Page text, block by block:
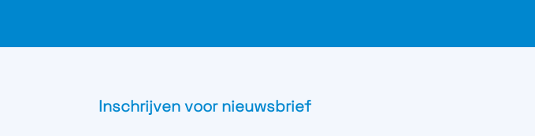
Inschrijven voor nieuwsbrief